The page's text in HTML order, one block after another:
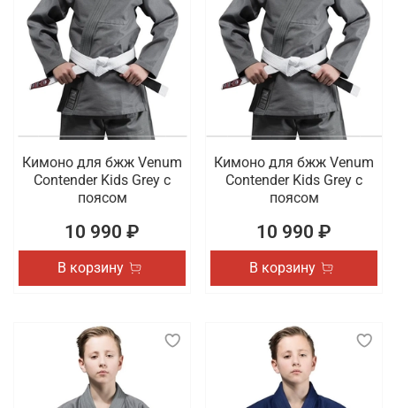
Кимоно для бжж Venum
Contender Kids Grey с
поясом
10 990 ₽
В корзину
Кимоно для бжж Venum
Contender Kids Grey с
поясом
10 990 ₽
В корзину